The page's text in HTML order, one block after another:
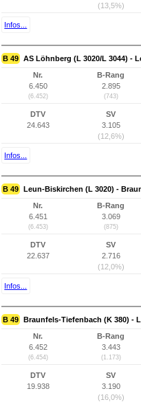
(13,5%)
Infos...
B 49 AS Löhnberg (L 3020/L 3044) -
Nr.
6.450
(6.452)
B-Rang
2.895
(743)
DTV
24.643
SV
3.105
(12,6%)
Infos...
B 49 Leun-Biskirchen (L 3020) -
Nr.
6.451
(6.453)
B-Rang
3.069
(875)
DTV
22.637
SV
2.716
(12,0%)
Infos...
B 49 Braunfels-Tiefenbach (K 380) -
Nr.
6.452
(6.454)
B-Rang
3.443
(1.173)
DTV
19.938
SV
3.190
(16,0%)